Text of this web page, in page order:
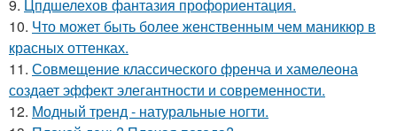
9. Цпдшелехов фантазия профориентация.
10. Что может быть более женственным чем маникюр в
красных оттенках.
11. Совмещение классического френча и хамелеона
создает эффект элегантности и современности.
12. Модный тренд - натуральные ногти.